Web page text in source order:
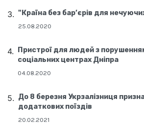
"Країна без бар’єрів для
25.08.2020
Пристрої для людей з
соціальних центрах Дніпра
04.08.2020
До 8 березня Укрзалізниця
додаткових поїздів
20.02.2021